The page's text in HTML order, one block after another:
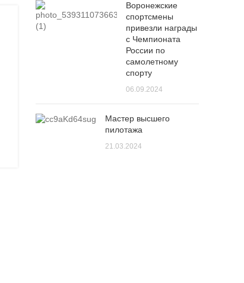
Воронежские
спортсмены
привезли награды
с Чемпионата
России по
самолетному
спорту
06.09.2024
Мастер высшего
пилотажа
21.03.2024